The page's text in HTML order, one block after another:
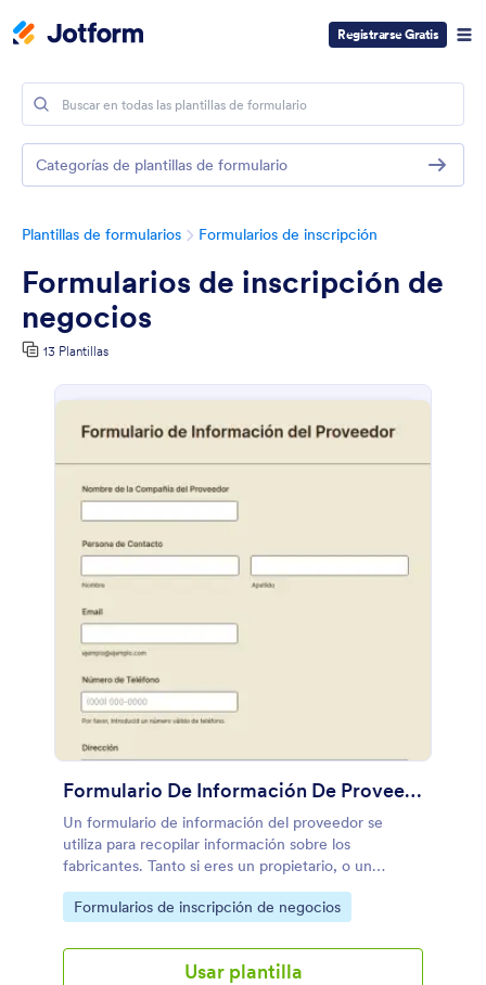
Registrarse Gratis
Plantillas de formularios Formularios de inscripción
Formularios de inscripción de
negocios
13 Plantillas
Formulario De Información De Proveedores
Un formulario de información del proveedor se
utiliza para recopilar información sobre los
fabricantes. Tanto si eres un propietario, o un
miembro del equipo de compras, podéis utilizar este
formulario de información de proveedores para así
los que compráis materiales y producto. Cread un
formulario que encaje con vuestro negocio, y
Go to Category:
Formularios de inscripción de negocios
Usar plantilla
Categorías de plantillas de formulario